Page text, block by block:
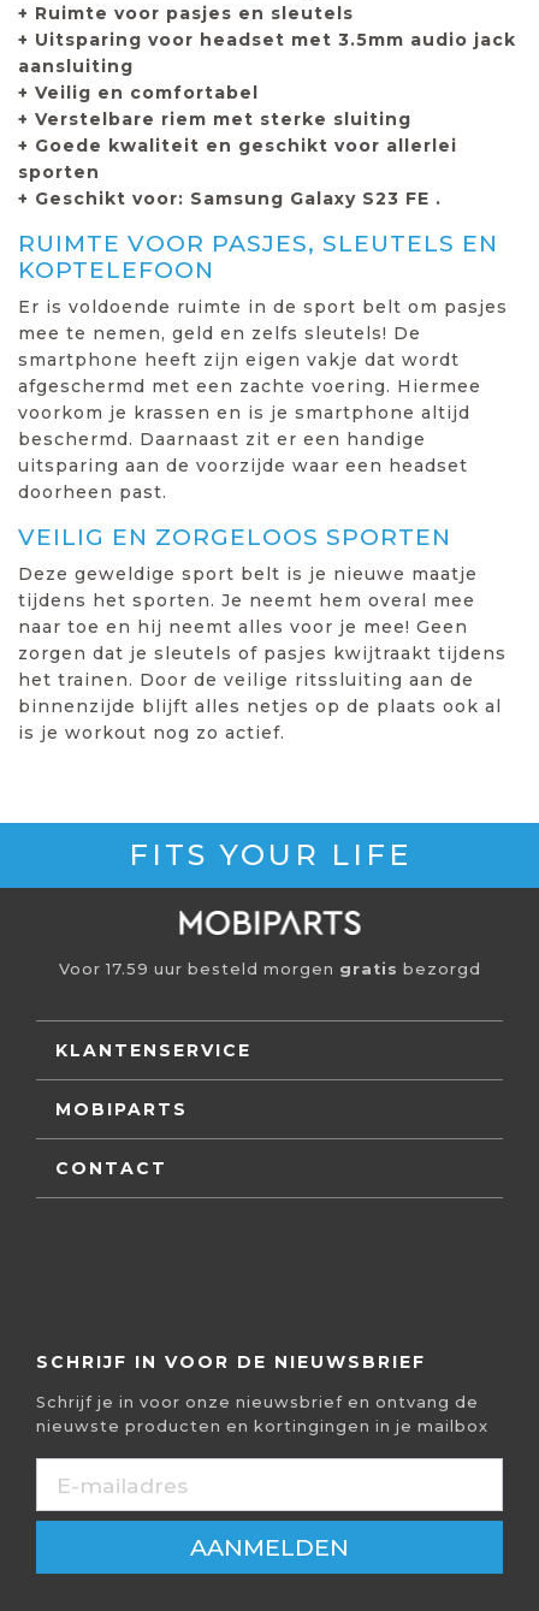
+ Ruimte voor pasjes en sleutels
+ Uitsparing voor headset met 3.5mm audio jack
aansluiting
+ Veilig en comfortabel
+ Verstelbare riem met sterke sluiting
+ Goede kwaliteit en geschikt voor allerlei
sporten
+ Geschikt voor: Samsung Galaxy S23 FE .
RUIMTE VOOR PASJES, SLEUTELS EN
KOPTELEFOON
Er is voldoende ruimte in de sport belt om pasjes
mee te nemen, geld en zelfs sleutels! De
smartphone heeft zijn eigen vakje dat wordt
afgeschermd met een zachte voering. Hiermee
voorkom je krassen en is je smartphone altijd
beschermd. Daarnaast zit er een handige
uitsparing aan de voorzijde waar een headset
doorheen past.
VEILIG EN ZORGELOOS SPORTEN
Deze geweldige sport belt is je nieuwe maatje
tijdens het sporten. Je neemt hem overal mee
naar toe en hij neemt alles voor je mee! Geen
zorgen dat je sleutels of pasjes kwijtraakt tijdens
het trainen. Door de veilige ritssluiting aan de
binnenzijde blijft alles netjes op de plaats ook al
is je workout nog zo actief.
FITS YOUR LIFE
Voor 17.59 uur besteld morgen gratis bezorgd
KLANTENSERVICE
MOBIPARTS
CONTACT
SCHRIJF IN VOOR DE NIEUWSBRIEF
Schrijf je in voor onze nieuwsbrief en ontvang de
nieuwste producten en kortingingen in je mailbox
AANMELDEN